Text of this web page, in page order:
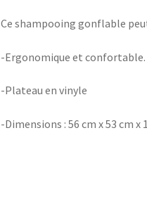
Ce shampooing gonflable
-Ergonomique et confortable.
-Plateau en vinyle
-Dimensions : 56 cm x 53 cm